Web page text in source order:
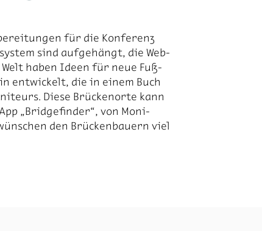
für die Kon­fe­renz
sind auf­ge­hängt, die Web­
ha­ben Ide­en für neue Fuß­
ent­wi­ckelt, die in ei­nem Buch
Die­se Brü­cken­or­te kann
„Bridge­fin­der“, von Mo­ni­
den Brü­cken­bau­ern viel